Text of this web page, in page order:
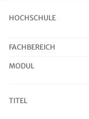
Anorganische
HOCHSCHULE
FACHBEREICH
MODUL
TITEL